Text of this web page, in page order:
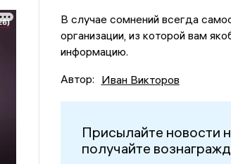
В случае сомнений всегда
организации, из которой вам
информацию.
Автор: Иван Викторов
Присылайте новости
получайте